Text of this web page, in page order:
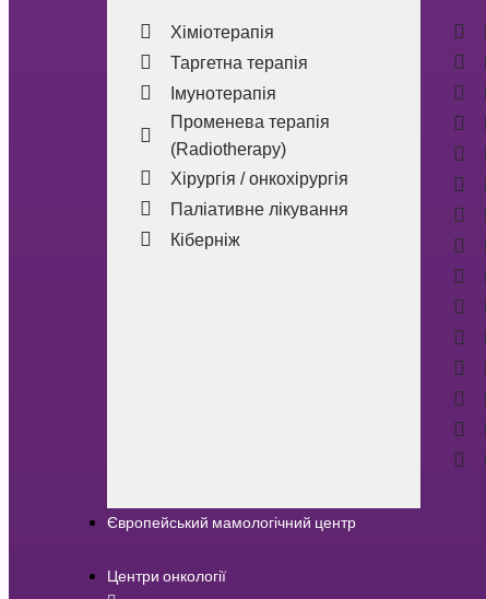
Хіміотерапія
Таргетна терапія
Імунотерапія
Променева терапія
(Radiotherapy)
Хірургія / онкохірургія
Паліативне лікування
Кіберніж
Європейський мамологічний центр
Центри онкології